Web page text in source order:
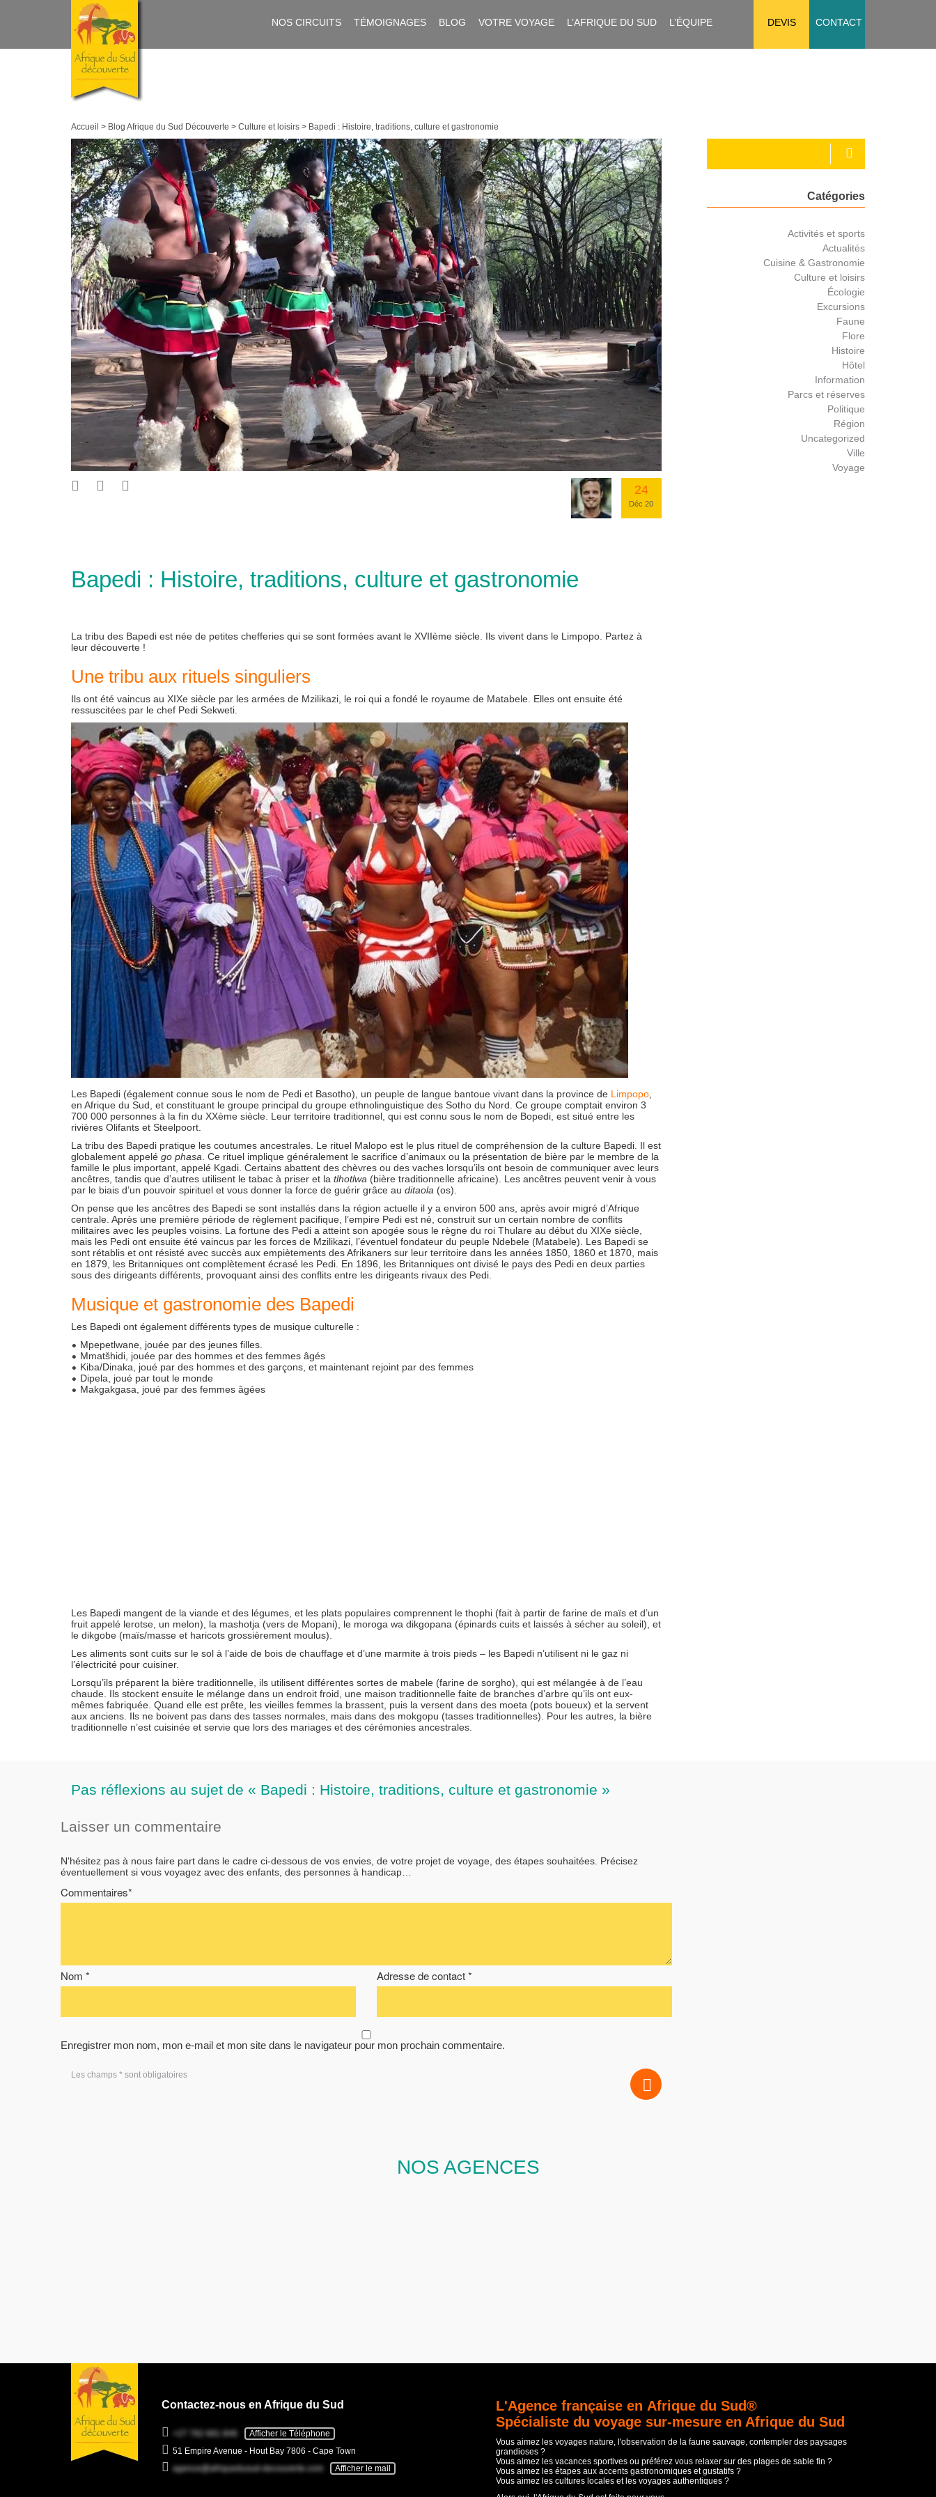
NOS CIRCUITS TÉMOIGNAGES BLOG VOTRE VOYAGE L’AFRIQUE DU SUD L’ÉQUIPE DEVIS CONTACT
Accueil > Blog Afrique du Sud Découverte > Culture et loisirs > Bapedi : Histoire, traditions, culture et gastronomie
24
Déc 20
Bapedi : Histoire, traditions, culture et gastronomie
La tribu des Bapedi est née de petites chefferies qui se sont formées avant le XVIIème siècle. Ils vivent dans le Limpopo. Partez à
leur découverte !
Une tribu aux rituels singuliers
Ils ont été vaincus au XIXe siècle par les armées de Mzilikazi, le roi qui a fondé le royaume de Matabele. Elles ont ensuite été
ressuscitées par le chef Pedi Sekweti.
Les Bapedi (également connue sous le nom de Pedi et Basotho), un peuple de langue bantoue vivant dans la province de Limpopo
en Afrique du Sud, et constituant le groupe principal du groupe ethnolinguistique des Sotho du Nord. Ce groupe comptait environ 3
700 000 personnes à la fin du XXème siècle. Leur territoire traditionnel, qui est connu sous le nom de Bopedi, est situé entre les
rivières Olifants et Steelpoort.
La tribu des Bapedi pratique les coutumes ancestrales. Le rituel Malopo est le plus rituel de compréhension de la culture Bapedi. Il est
globalement appelé go phasa . Ce rituel implique généralement le sacrifice d’animaux ou la présentation de bière par le membre de la
famille le plus important, appelé Kgadi. Certains abattent des chèvres ou des vaches lorsqu’ils ont besoin de communiquer avec leurs
ancêtres, tandis que d’autres utilisent le tabac à priser et la tlhotlwa (bière traditionnelle africaine). Les ancêtres peuvent venir à vous
par le biais d’un pouvoir spirituel et vous donner la force de guérir grâce au ditaola (os).
On pense que les ancêtres des Bapedi se sont installés dans la région actuelle il y a environ 500 ans, après avoir migré d’Afrique
centrale. Après une première période de règlement pacifique, l’empire Pedi est né, construit sur un certain nombre de conflits
militaires avec les peuples voisins. La fortune des Pedi a atteint son apogée sous le règne du roi Thulare au début du XIXe siècle,
mais les Pedi ont ensuite été vaincus par les forces de Mzilikazi, l’éventuel fondateur du peuple Ndebele (Matabele). Les Bapedi se
sont rétablis et ont résisté avec succès aux empiètements des Afrikaners sur leur territoire dans les années 1850, 1860 et 1870, mais
en 1879, les Britanniques ont complètement écrasé les Pedi. En 1896, les Britanniques ont divisé le pays des Pedi en deux parties
sous des dirigeants différents, provoquant ainsi des conflits entre les dirigeants rivaux des Pedi.
Musique et gastronomie des Bapedi
Les Bapedi ont également différents types de musique culturelle :
Mpepetlwane, jouée par des jeunes filles.
Mmatšhidi, jouée par des hommes et des femmes âgés
Kiba/Dinaka, joué par des hommes et des garçons, et maintenant rejoint par des femmes
Dipela, joué par tout le monde
Makgakgasa, joué par des femmes âgées
Les Bapedi mangent de la viande et des légumes, et les plats populaires comprennent le thophi (fait à partir de farine de maïs et d’un
fruit appelé lerotse, un melon), la mashotja (vers de Mopani), le moroga wa dikgopana (épinards cuits et laissés à sécher au soleil), et
le dikgobe (maïs/masse et haricots grossièrement moulus).
Les aliments sont cuits sur le sol à l’aide de bois de chauffage et d’une marmite à trois pieds – les Bapedi n’utilisent ni le gaz ni
l’électricité pour cuisiner.
Lorsqu’ils préparent la bière traditionnelle, ils utilisent différentes sortes de mabele (farine de sorgho), qui est mélangée à de l’eau
chaude. Ils stockent ensuite le mélange dans un endroit froid, une maison traditionnelle faite de branches d’arbre qu’ils ont eux-
mêmes fabriquée. Quand elle est prête, les vieilles femmes la brassent, puis la versent dans des moeta (pots boueux) et la servent
aux anciens. Ils ne boivent pas dans des tasses normales, mais dans des mokgopu (tasses traditionnelles). Pour les autres, la bière
traditionnelle n’est cuisinée et servie que lors des mariages et des cérémonies ancestrales.
Catégories
Activités et sports
Actualités
Cuisine & Gastronomie
Culture et loisirs
Écologie
Excursions
Faune
Flore
Histoire
Hôtel
Information
Parcs et réserves
Politique
Région
Uncategorized
Ville
Voyage
Pas réflexions au sujet de « Bapedi : Histoire, traditions, culture et gastronomie »
Laisser un commentaire
N'hésitez pas à nous faire part dans le cadre ci-dessous de vos envies, de votre projet de voyage, des étapes souhaitées. Précisez
éventuellement si vous voyagez avec des enfants, des personnes à handicap…
Commentaires*
Nom * Adresse de contact *
Enregistrer mon nom, mon e-mail et mon site dans le navigateur pour mon prochain commentaire.
Les champs * sont obligatoires
NOS AGENCES
Contactez-nous en Afrique du Sud
+27 782 681 846
Afficher le Téléphone
51 Empire Avenue - Hout Bay 7806 - Cape Town
agence@afriquedusud-decouverte.com
Afficher le mail
L'Agence française en Afrique du Sud®
Spécialiste du voyage sur-mesure en Afrique du Sud
Vous aimez les voyages nature, l'observation de la faune sauvage, contempler des paysages
grandioses ?
Vous aimez les vacances sportives ou préférez vous relaxer sur des plages de sable fin ?
Vous aimez les étapes aux accents gastronomiques et gustatifs ?
Vous aimez les cultures locales et les voyages authentiques ?